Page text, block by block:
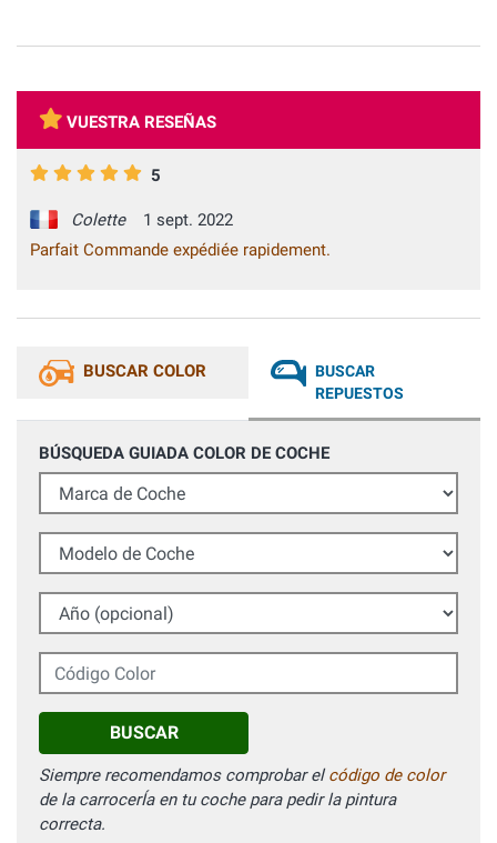
VUESTRA RESEÑAS
5
Colette
1 sept. 2022
Parfait Commande expédiée rapidement.
BUSCAR COLOR
BUSCAR
REPUESTOS
BÚSQUEDA GUIADA COLOR DE COCHE
Marca de Coche
Modelo de Coche
Año (opcional)
Código Color
BUSCAR
Siempre recomendamos comprobar elcódigo de color
de la carrocerÍa en tu coche para pedir la pintura
correcta.